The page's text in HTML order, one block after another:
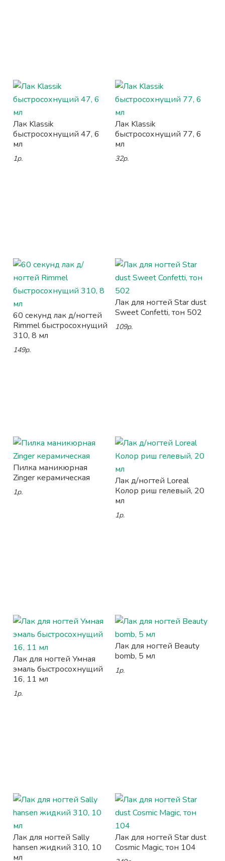
Лак Klassik
быстросохнущий 47, 6
мл
1р.
Лак Klassik
быстросохнущий 77, 6
мл
32р.
60 секунд лак д/ногтей
Rimmel быстросохнущий
310, 8 мл
149р.
Лак для ногтей Star dust
Sweet Confetti, тон 502
109р.
Пилка маникюрная
Zinger керамическая
1р.
Лак д/ногтей Loreal
Колор риш гелевый, 20
мл
1р.
Лак для ногтей Умная
эмаль быстросохнущий
16, 11 мл
1р.
Лак для ногтей Beauty
bomb, 5 мл
1р.
Лак для ногтей Sally
hansen жидкий 310, 10
мл
Лак для ногтей Star dust
Cosmic Magic, тон 104